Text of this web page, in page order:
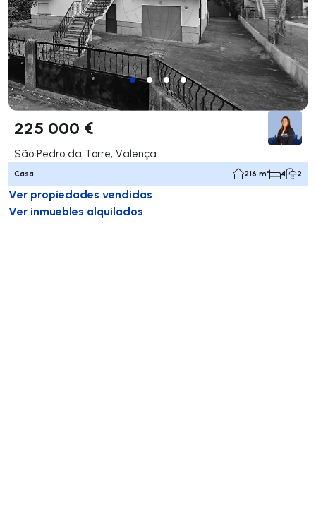
225 000 €
São Pedro da Torre, Valença
Casa 216 m² 4 2
Ver propiedades vendidas
Ver inmuebles alquilados